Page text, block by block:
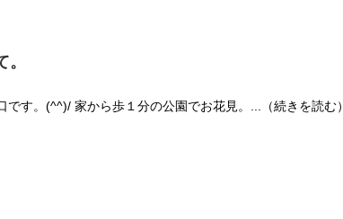
です。(^^)/ 家から歩１分の公園でお花見。...（続きを読む）